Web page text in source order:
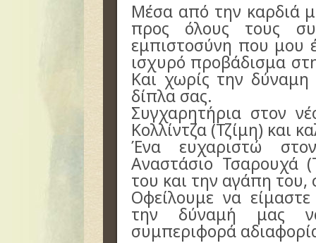
Μέσα από την καρδιά
προς όλους τους
εμπιστοσύνη που μου
ισχυρό προβάδισμα
Και χωρίς την δύναμη
δίπλα σας.
Συγχαρητήρια στον
Κολλίντζα (Τζίμη) και
Ένα ευχαριστώ
Αναστάσιο Τσαρουχά
του και την αγάπη του,
Οφείλουμε να
την δύναμή μας να
συμπεριφορά